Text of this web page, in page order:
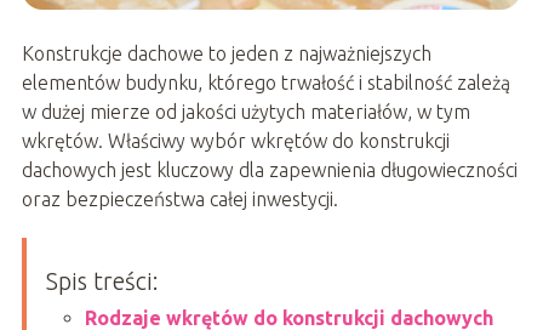
Konstrukcje dachowe to jeden z najważniejszych
elementów budynku, którego trwałość i stabilność zależą
w dużej mierze od jakości użytych materiałów, w tym
wkrętów. Właściwy wybór wkrętów do konstrukcji
dachowych jest kluczowy dla zapewnienia długowieczności
oraz bezpieczeństwa całej inwestycji.
Spis treści:
Rodzaje wkrętów do konstrukcji dachowych